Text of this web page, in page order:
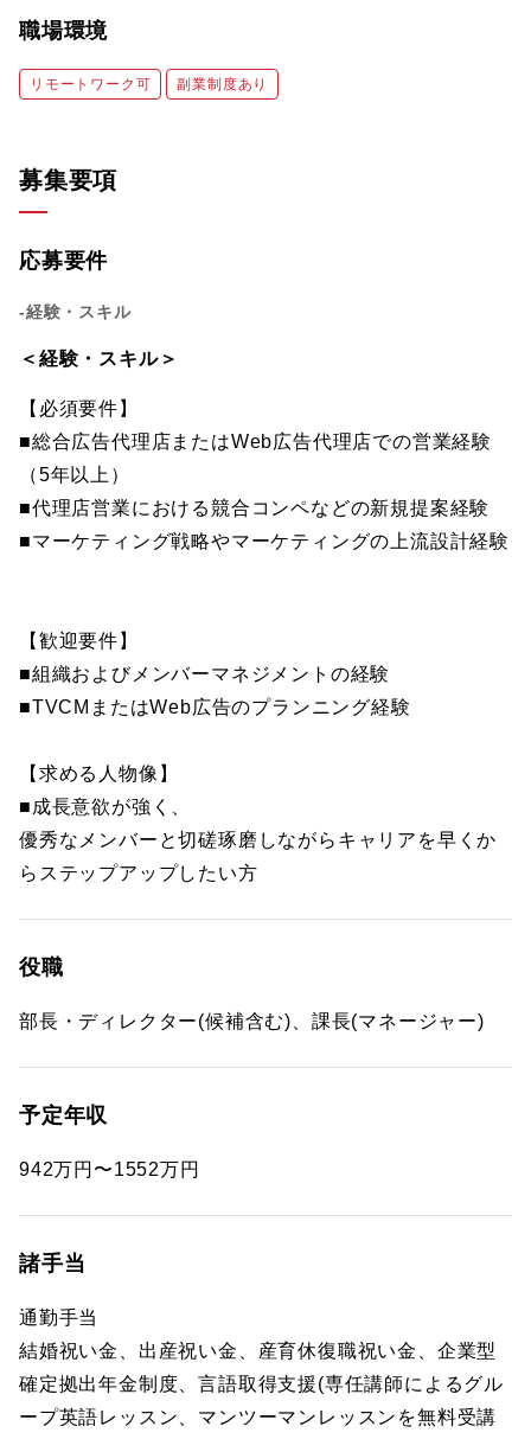
職場環境
リモートワーク可 副業制度あり
募集要項
応募要件
-経験・スキル
＜経験・スキル＞
【必須要件】
■総合広告代理店またはWeb広告代理店での営業経験
（5年以上）
■代理店営業における競合コンペなどの新規提案経験
■マーケティング戦略やマーケティングの上流設計経験
【歓迎要件】
■組織およびメンバーマネジメントの経験
■TVCMまたはWeb広告のプランニング経験
【求める人物像】
■成長意欲が強く、
優秀なメンバーと切磋琢磨しながらキャリアを早くか
らステップアップしたい方
役職
部長・ディレクター(候補含む)、課長(マネージャー)
予定年収
942万円〜1552万円
諸手当
通勤手当
結婚祝い金、出産祝い金、産育休復職祝い金、企業型
確定拠出年金制度、言語取得支援(専任講師によるグル
ープ英語レッスン、マンツーマンレッスンを無料受講